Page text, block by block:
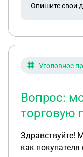
Опишите свои
Уголовное
Вопрос:
торговую
Здравствуйте! Меня
как